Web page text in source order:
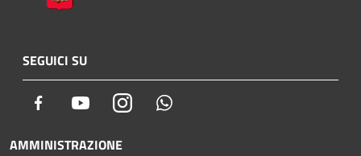
SEGUICI SU
Facebook YoutubeInstagram
AMMINISTRAZIONE